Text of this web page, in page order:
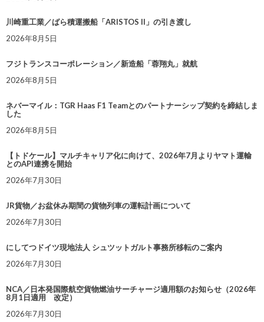
川崎重工業／ばら積運搬船「ARISTOS II」の引き渡し
2026年8月5日
フジトランスコーポレーション／新造船「蓉翔丸」就航
2026年8月5日
ネバーマイル：TGR Haas F1 Teamとのパートナーシップ契約を締結しま
した
2026年8月5日
【トドケール】マルチキャリア化に向けて、2026年7月よりヤマト運輸
とのAPI連携を開始
2026年7月30日
JR貨物／お盆休み期間の貨物列車の運転計画について
2026年7月30日
にしてつドイツ現地法人 シュツットガルト事務所移転のご案内
2026年7月30日
NCA／日本発国際航空貨物燃油サーチャージ適用額のお知らせ（2026年
8月1日適用 改定）
2026年7月30日